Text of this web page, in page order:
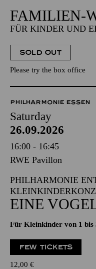
FAMILIEN-
FÜR KINDER UND
SOLD OUT
Please try the box office
PHILHARMONIE ESSEN
Saturday
26.09.2026
16:00 - 16:45
RWE Pavillon
PHILHARMONIE
EINE
Für Kleinkinder von 1 bis
FEW TICKETS
12,00 €